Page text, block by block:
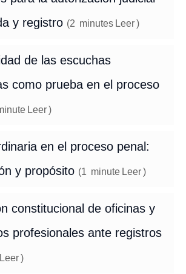
y registro (2 minutes Leer)
de las escuchas
como prueba en el proceso
Leer)
en el proceso penal:
y propósito (1 minute Leer)
constitucional de oficinas y
profesionales ante registros
Leer)